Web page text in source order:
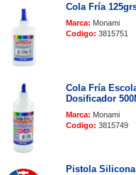
Cola Fría
Marca: Monami
Codigo: 3815751
Cola Fría
Dosificador
Marca: Monami
Codigo: 3815749
Pistola